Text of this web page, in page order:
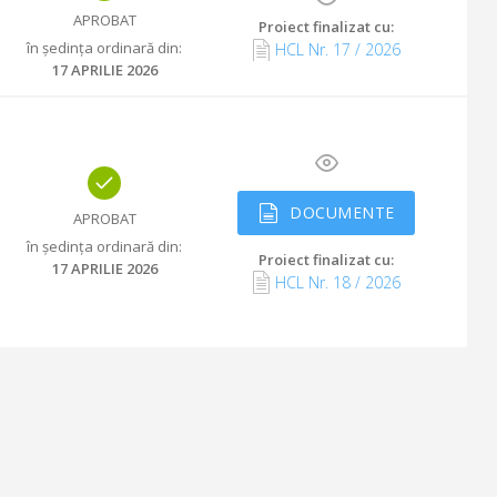
APROBAT
în ședința ordinară din:
17 APRILIE 2026
Proiect finalizat cu:
HCL Nr. 17 / 2026
APROBAT
în ședința ordinară din:
17 APRILIE 2026
DOCUMENTE
Proiect finalizat cu:
HCL Nr. 18/ 2026